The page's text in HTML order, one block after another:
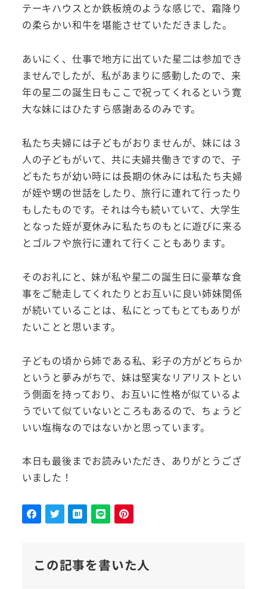
テーキハウスとか鉄板焼のような感じで、霜降り
の柔らかい和牛を堪能させていただきました。
あいにく、仕事で地方に出ていた星二は参加でき
ませんでしたが、私があまりに感動したので、来
年の星二の誕生日もここで祝ってくれるという寛
大な妹にはひたすら感謝あるのみです。
私たち夫婦には子どもがおりませんが、妹には３
人の子どもがいて、共に夫婦共働きですので、子
どもたちが幼い時には長期の休みには私たち夫婦
が姪や甥の世話をしたり、旅行に連れて行ったり
もしたものです。それは今も続いていて、大学生
となった姪が夏休みに私たちのもとに遊びに来る
とゴルフや旅行に連れて行くこともあります。
そのお礼にと、妹が私や星二の誕生日に豪華な食
事をご馳走してくれたりとお互いに良い姉妹関係
が続いていることは、私にとってもとてもありが
たいことと思います。
子どもの頃から姉である私、彩子の方がどちらか
というと夢みがちで、妹は堅実なリアリストとい
う側面を持っており、お互いに性格が似ているよ
うでいて似ていないところもあるので、ちょうど
いい塩梅なのではないかと思っています。
本日も最後までお読みいただき、ありがとうござ
いました！
この記事を書いた人